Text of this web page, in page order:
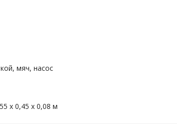
мяч, насос
х 0,45 х 0,08 м